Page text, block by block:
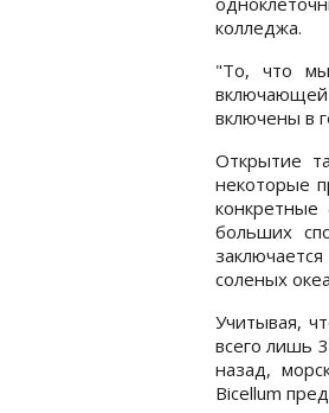
колледжа.
"То, что мы
включающей
включены в
Открытие
некоторые
больших
соленых
Учитывая,
всего лишь
назад,
Bicellum